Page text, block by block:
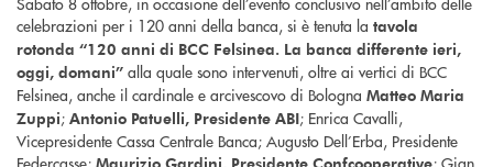
celebrazioni per i 120 anni della banca, si è tenuta la tavola
rotonda “120 anni di BCC Felsinea. La banca differente ieri,
oggi, domani” alla quale sono intervenuti, oltre ai vertici di BCC
Felsinea, anche il cardinale e arcivescovo di Bologna Matteo Maria
Zuppi; Antonio Patuelli, Presidente ABI; Enrica Cavalli,
Vicepresidente Cassa Centrale Banca; Augusto Dell’Erba, Presidente
Federcasse; Maurizio Gardini, Presidente Confcooperative; Gian